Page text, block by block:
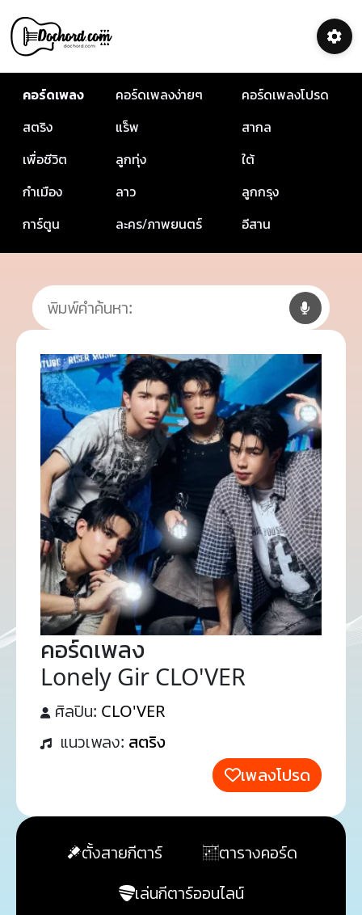
คอร์ดเพลง คอร์ดเพลงง่ายๆ
คอร์ดเพลงโปรด
สตริง
แร็พ
สากล
เพื่อชีวิต
ลูกทุ่ง
ใต้
กำเมือง
ลาว
ลูกกรุง
การ์ตูน
ละคร/ภาพยนตร์ อีสาน
คอร์ดเพลง
Lonely Gir CLO'VER
ศิลปิน: CLO'VER
แนวเพลง: สตริง
เพลงโปรด
ตั้งสายกีตาร์
ตารางคอร์ด
เล่นกีตาร์ออนไลน์